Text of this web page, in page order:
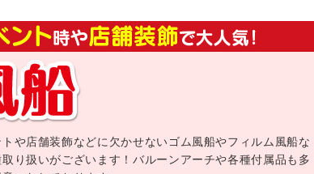
トや店舗装飾などに欠かせないゴム風船やフィルム風船な
取り扱いがございます！バルーンアーチや各種付属品も多